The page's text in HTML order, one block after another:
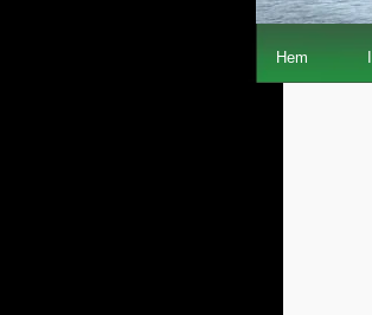
Hem